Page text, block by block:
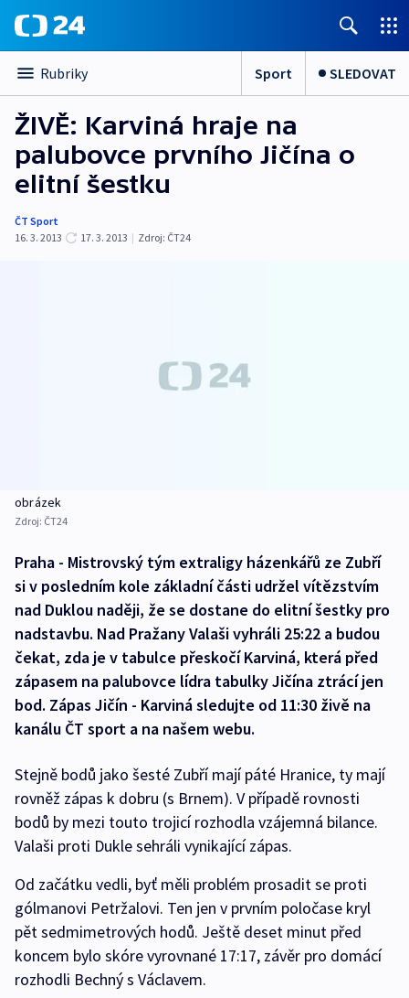
Rubriky Sport SLEDOVAT
ŽIVĚ: Karviná hraje na
palubovce prvního Jičína o
elitní šestku
ČT Sport
16. 3. 2013
17. 3. 2013 | Zdroj: ČT24
obrázek
Zdroj: ČT24
Praha - Mistrovský tým extraligy házenkářů ze Zubří
si v posledním kole základní části udržel vítězstvím
nad Duklou naději, že se dostane do elitní šestky pro
nadstavbu. Nad Pražany Valaši vyhráli 25:22 a budou
čekat, zda je v tabulce přeskočí Karviná, která před
zápasem na palubovce lídra tabulky Jičína ztrácí jen
bod. Zápas Jičín - Karviná sledujte od 11:30 živě na
kanálu ČT sport a na našem webu.
Stejně bodů jako šesté Zubří mají páté Hranice, ty mají
rovněž zápas k dobru (s Brnem). V případě rovnosti
bodů by mezi touto trojicí rozhodla vzájemná bilance.
Valaši proti Dukle sehráli vynikající zápas.
Od začátku vedli, byť měli problém prosadit se proti
gólmanovi Petržalovi. Ten jen v prvním poločase kryl
pět sedmimetrových hodů. Ještě deset minut před
koncem bylo skóre vyrovnané 17:17, závěr pro domácí
rozhodli Bechný s Václavem.